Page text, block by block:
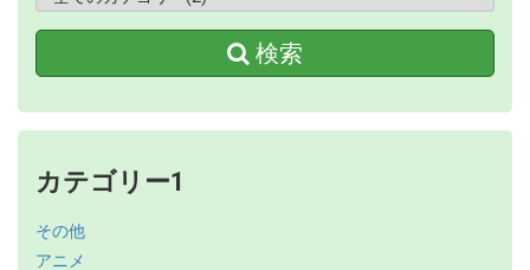
検索
カテゴリー1
その他
アニメ